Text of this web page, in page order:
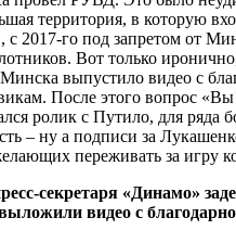
территория, в которую
с 2017-го под запретом от
Вот только
выпустило видео с
После этого вопрос
ролик с Путило, для ряда
– ну а подписи за
переживать за игру
секретаря «Динамо»
видео с